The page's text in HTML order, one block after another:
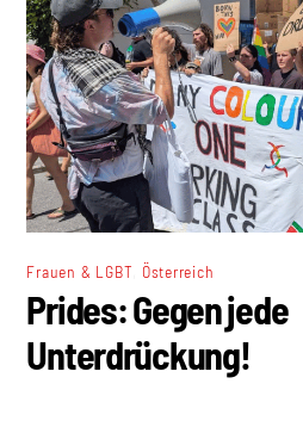
Frauen & LGBT Österreich
Prides: Gegen jede
Unterdrückung!